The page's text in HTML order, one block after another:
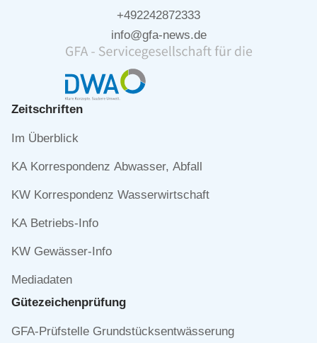
+492242872333
info@gfa-news.de
Zeitschriften
Navigation
Im Überblick
KA Korrespondenz Abwasser, Abfall
KW Korrespondenz Wasserwirtschaft
KA Betriebs-Info
KW Gewässer-Info
Mediadaten
Gütezeichen­prüfung
Navigation
GFA-Prüfstelle Grundstücksentwässerung